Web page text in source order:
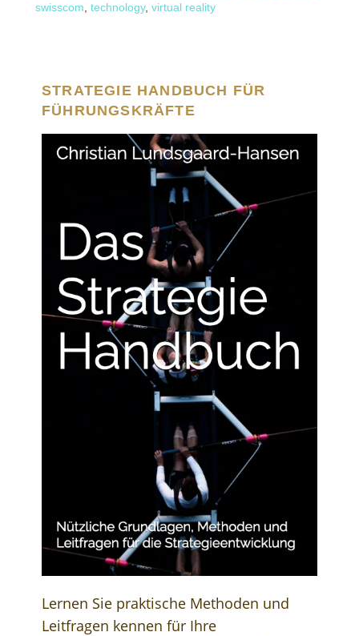
swisscom technology, virtual reality
STRATEGIE HANDBUCH FÜR
FÜHRUNGSKRÄFTE
Lernen Sie praktische Methoden und
Leitfragen kennen für Ihre